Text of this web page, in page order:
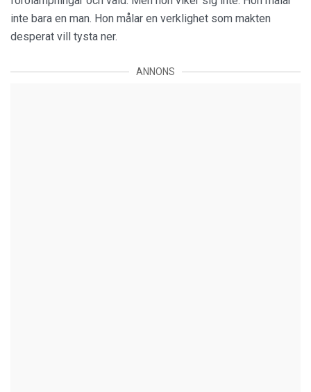
inte bara en man. Hon målar en verklighet som makten
desperat vill tysta ner.
ANNONS